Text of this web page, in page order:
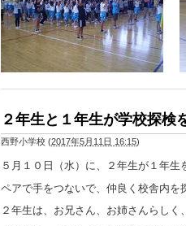
２年生と１年生が学校探検
西野小学校 (2017年5月11日 16:15)
５月１０日（水）に、２年生が１年生
ペアで手をつないで、仲良く校舎内を
２年生は、お兄さん、お姉さんらしく